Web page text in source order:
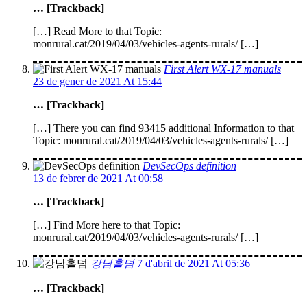
… [Trackback]
[…] Read More to that Topic:
monrural.cat/2019/04/03/vehicles-agents-rurals/ […]
First Alert WX-17 manuals
23 de gener de 2021 At 15:44
… [Trackback]
[…] There you can find 93415 additional Information to that
Topic: monrural.cat/2019/04/03/vehicles-agents-rurals/ […]
DevSecOps definition
13 de febrer de 2021 At 00:58
… [Trackback]
[…] Find More here to that Topic:
monrural.cat/2019/04/03/vehicles-agents-rurals/ […]
강남홀덤 7 d'abril de 2021 At 05:36
… [Trackback]